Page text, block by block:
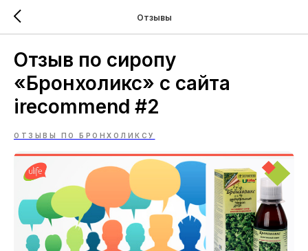
Отзывы
Отзыв по сиропу
«Бронхоликс» с сайта
irecommend #2
ОТЗЫВЫ ПО БРОНХОЛИКСУ